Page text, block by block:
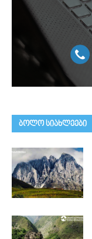
ᲑᲝᲚᲝ ᲡᲘᲐᲮᲚᲔᲔᲑᲘ